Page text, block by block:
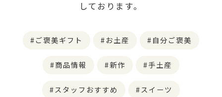
しております。
ご褒美ギフト お土産 自分ご褒美
商品情報 新作 手土産
スタッフおすすめ スイーツ